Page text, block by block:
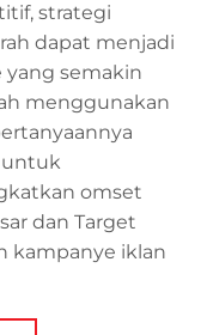
strategi
dapat menjadi
yang semakin
menggunakan
untuk
omset
dan Target
kampanye iklan